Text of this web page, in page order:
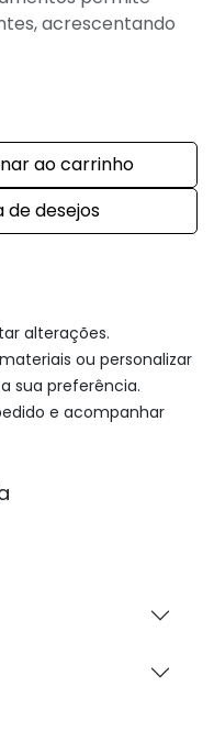
acrescentando
ao carrinho
de desejos
alterações.
ou personalizar
sua preferência.
e acompanhar